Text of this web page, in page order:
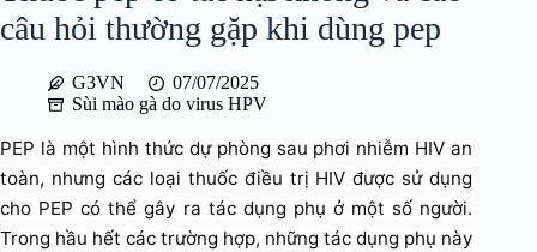
câu hỏi thường gặp khi dùng pep
G3VN
07/07/2025
Sùi mào gà do virus HPV
PEP là một hình thức dự phòng sau phơi nhiễm HIV an
toàn, nhưng các loại thuốc điều trị HIV được sử dụng
cho PEP có thể gây ra tác dụng phụ ở một số người.
Trong hầu hết các trường hợp, những tác dụng phụ này